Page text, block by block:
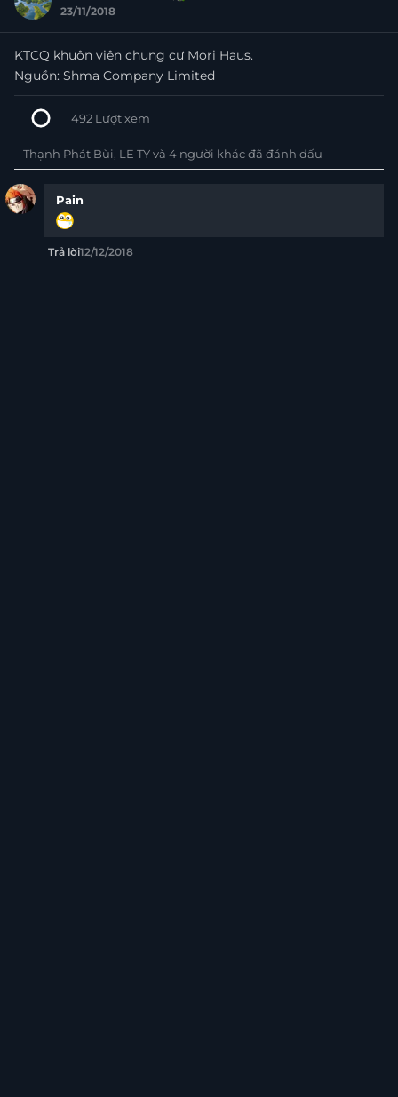
23/11/2018
KTCQ khuôn viên chung cư Mori Haus.
Nguồn: Shma Company Limited
492 Lượt xem
Thạnh Phát Bùi, LE TY và 4 người khác đã đánh dấu
Pain
Trả lời12/12/2018